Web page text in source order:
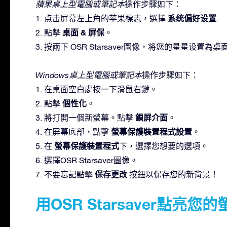
蘋果桌上型電腦或筆記本操作步驟如下：
1. 点击屏幕左上角的苹果標志，選擇 系统偏好设置.
2. 點擊 桌面 & 屏保 。
3. 按兩下 OSR Starsaver圖像，将您的星星设置為桌
Windows桌上型電腦或筆記本操作步驟如下：
1. 在桌面空白處按一下滑鼠右鍵。
2. 點擊 個性化 。
3. 將打開一個新螢幕。點擊 鎖屏介面 。
4. 在屏幕底部，點擊 螢幕保護裝置程式設置 。
5. 在 螢幕保護裝置程式下，選擇您想要的選項。
6. 選擇OSR Starsaver圖像。
7. 不要忘記點擊 保存更改 按鈕以保存您的新背景！
用OSR Starsaver點亮您的